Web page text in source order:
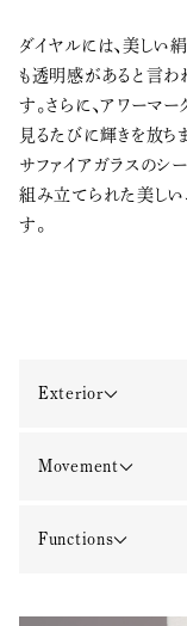
ダイヤルには、美しい
も透明感があると言わ
す。さらに、アワーマ
見るたびに輝きを放ち
サファイアガラスのシ
組み立てられた美しい
す。
Exterior
Movement
Functions